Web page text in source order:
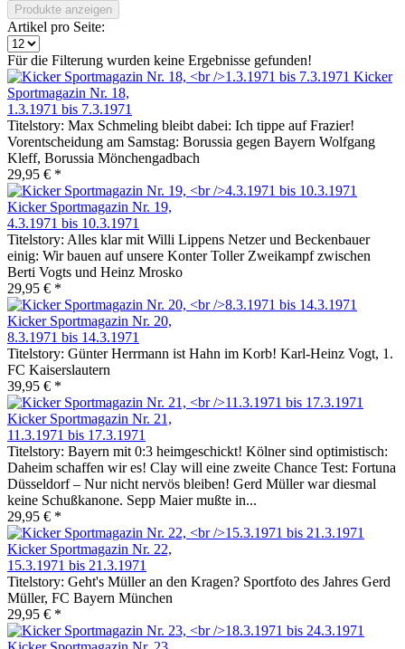
Produkte anzeigen
Artikel pro Seite:
Für die Filterung wurden keine Ergebnisse gefunden!
Kicker
Sportmagazin Nr. 18,
1.3.1971 bis 7.3.1971
Titelstory: Max Schmeling bleibt dabei: Ich tippe auf Frazier!
Vorentscheidung am Samstag: Borussia gegen Bayern Wolfgang
Kleff, Borussia Mönchengadbach
29,95 € *
Kicker Sportmagazin Nr. 19,
4.3.1971 bis 10.3.1971
Titelstory: Alles klar mit Willi Lippens Netzer und Beckenbauer
einig: Wir bauen auf unsere Konter Toller Zweikampf zwischen
Berti Vogts und Heinz Mrosko
29,95 € *
Kicker Sportmagazin Nr. 20,
8.3.1971 bis 14.3.1971
Titelstory: Günter Herrmann ist Hahn im Korb! Karl-Heinz Vogt, 1.
FC Kaiserslautern
39,95 € *
Kicker Sportmagazin Nr. 21,
11.3.1971 bis 17.3.1971
Titelstory: Bayern mit 0:3 heimgeschickt! Kölner sind optimistisch:
Daheim schaffen wir es! Clay will eine zweite Chance Test: Fortuna
Düsseldorf – Nur nicht nervös bleiben! Gerd Müller war diesmal
keine Schußkanone. Sepp Maier mußte in...
29,95 € *
Kicker Sportmagazin Nr. 22,
15.3.1971 bis 21.3.1971
Titelstory: Geht's Müller an den Kragen? Sportfoto des Jahres Gerd
Müller, FC Bayern München
29,95 € *